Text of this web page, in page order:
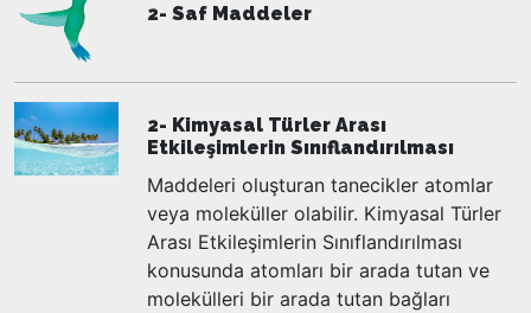
2- Saf Maddeler
2- Kimyasal Türler Arası
Etkileşimlerin Sınıflandırılması
Maddeleri oluşturan tanecikler atomlar
veya moleküller olabilir. Kimyasal Türler
Arası Etkileşimlerin Sınıflandırılması
konusunda atomları bir arada tutan ve
molekülleri bir arada tutan bağları